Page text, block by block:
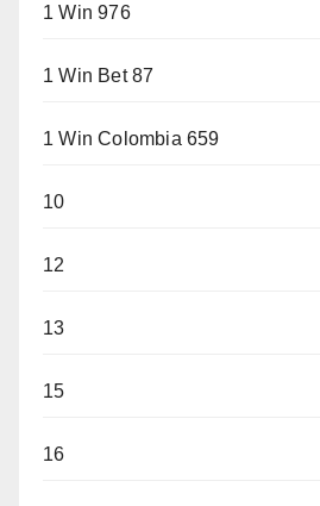
1 Win 976
1 Win Bet 87
1 Win Colombia 659
10
12
13
15
16